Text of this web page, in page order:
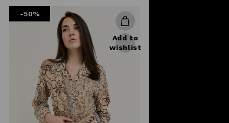
-50%
Add to
wishlist